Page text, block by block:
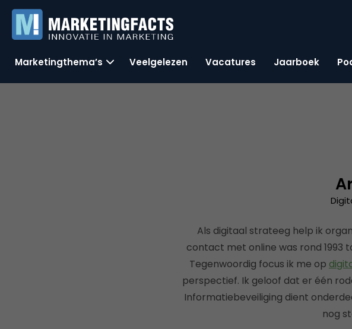
Marketingthema’s Veelgelezen Vacatures Jaarboek
Als digitaal strateeg help ik
contact met online was rond 1993
Tegenwoordig focus ik me op
perspectief. Ik geloof dat er één
Informatiebeveiliging dient
nog